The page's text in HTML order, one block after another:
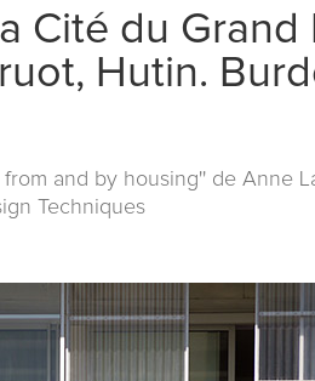
Cité du Grand
Hutin.
and by housing'' de Anne
Techniques